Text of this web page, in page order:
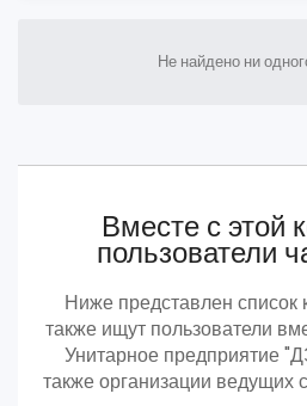
Не найдено ни
Вместе с этой
пользователи
Ниже представлен список
также ищут пользователи
Унитарное предприятие
также организации ведущих